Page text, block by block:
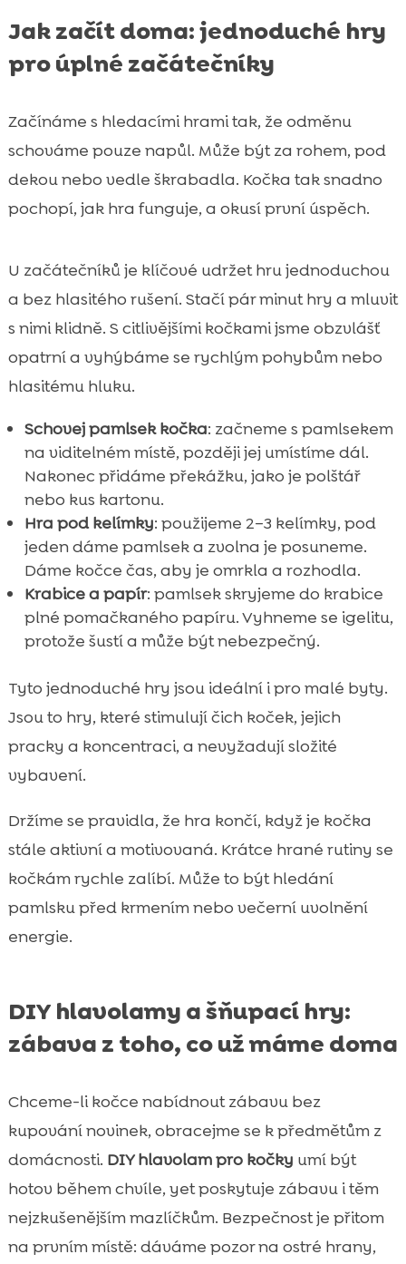
Jak začít doma: jednoduché hry
pro úplné začátečníky
Začínáme s hledacími hrami tak, že odměnu
schováme pouze napůl. Může být za rohem, pod
dekou nebo vedle škrabadla. Kočka tak snadno
pochopí, jak hra funguje, a okusí první úspěch.
U začátečníků je klíčové udržet hru jednoduchou
a bez hlasitého rušení. Stačí pár minut hry a mluvit
s nimi klidně. S citlivějšími kočkami jsme obzvlášť
opatrní a vyhýbáme se rychlým pohybům nebo
hlasitému hluku.
Schovej pamlsek kočka: začneme s pamlsekem
na viditelném místě, později jej umístíme dál.
Nakonec přidáme překážku, jako je polštář
nebo kus kartonu.
Hra pod kelímky: použijeme 2–3 kelímky, pod
jeden dáme pamlsek a zvolna je posuneme.
Dáme kočce čas, aby je omrkla a rozhodla.
Krabice a papír: pamlsek skryjeme do krabice
plné pomačkaného papíru. Vyhneme se igelitu,
protože šustí a může být nebezpečný.
Tyto jednoduché hry jsou ideální i pro malé byty.
Jsou to hry, které stimulují čich koček, jejich
pracky a koncentraci, a nevyžadují složité
vybavení.
Držíme se pravidla, že hra končí, když je kočka
stále aktivní a motivovaná. Krátce hrané rutiny se
kočkám rychle zalíbí. Může to být hledání
pamlsku před krmením nebo večerní uvolnění
energie.
DIY hlavolamy a šňupací hry:
zábava z toho, co už máme doma
Chceme-li kočce nabídnout zábavu bez
kupování novinek, obracejme se k předmětům z
domácnosti. DIY hlavolam pro kočky umí být
hotov během chvíle, yet poskytuje zábavu i těm
nejzkušenějším mazlíčkům. Bezpečnost je přitom
na prvním místě: dáváme pozor na ostré hrany,